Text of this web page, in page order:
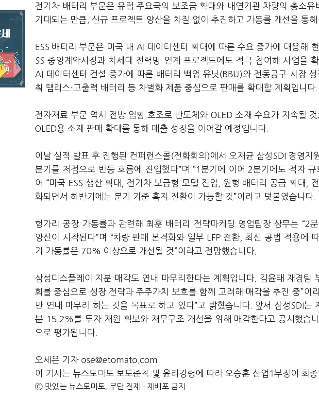
전기차 배터리 부문은 유럽 주요국의 보조금 확대와 내연기관 차량의 총소유
기대되는 만큼, 신규 프로젝트 양산을 차질 없이 추진하고 가동률 개선을 통
ESS 배터리 부문은 미국 내 AI 데이터센터 확대에 따른 수요 증가에 대응해
SS 중앙계약시장과 차세대 전력망 연계 프로젝트에도 적극 참여해 사업을
AI 데이터센터 건설 증가에 따른 배터리 백업 유닛(BBU)와 전동공구 시장
춰 탭리스·고출력 배터리 등 차별화 제품 중심으로 판매를 확대할 계획입니다.
전자재료 부문 역시 전방 업황 호조로 반도체와 OLED 소재 수요가 지속될
OLED용 소재 판매 확대를 통해 매출 성장을 이어갈 예정입니다.
이날 실적 발표 후 진행된 컨퍼런스콜(전화회의)에서 오재균 삼성SDI 경영지
분기를 저점으로 반등 흐름에 진입했다”며 “1분기에 이어 2분기에도 적자 규
어 “미국 ESS 생산 확대, 전기차 보급형 모델 진입, 원형 배터리 공급 확대,
화되면서 하반기에는 분기 기준 흑자 전환이 가능할 것”이라고 덧붙였습니다.
헝가리 공장 가동률과 관련해 최훈 배터리 전략마케팅 영업팀장 상무는 “2
양산이 시작된다”며 “차량 판매 본격화와 일부 LFP 전환, 최신 공법 적용에
기 가동률은 70% 이상으로 개선될 것”이라고 전망했습니다.
삼성디스플레이 지분 매각도 연내 마무리한다는 계획입니다. 김윤태 재경팀
회를 중심으로 성장 전략과 주주가치 보호를 함께 고려해 매각을 추진 중”이
만 연내 마무리 하는 것을 목표로 하고 있다”고 밝혔습니다. 앞서 삼성SDI는
분 15.2%를 투자 재원 확보와 재무구조 개선을 위해 매각한다고 공시했습
으로 평가됩니다.
오세은 기자 ose@etomato.com
이 기사는 뉴스토마토 보도준칙 및 윤리강령에 따라 오승훈 산업1부장이 최종
ⓒ 맛있는 뉴스토마토, 무단 전재 - 재배포 금지